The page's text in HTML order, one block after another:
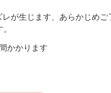
が生じます、あらかじめご
かかります